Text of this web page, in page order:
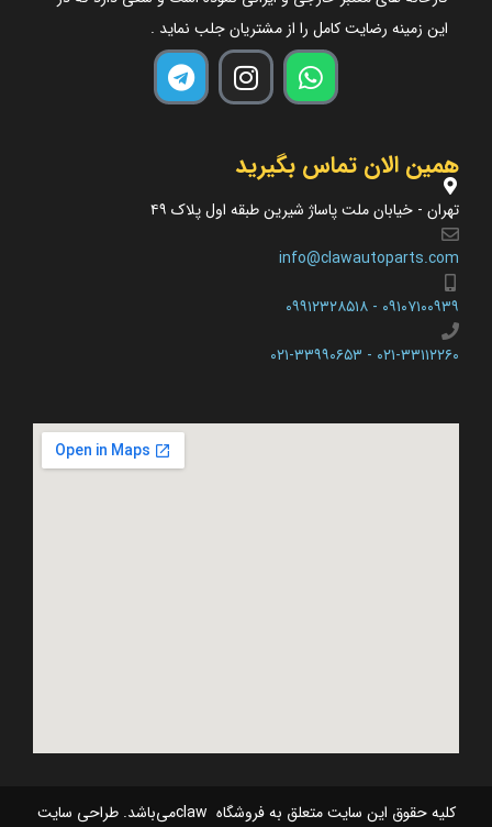
این زمینه رضایت کامل را از مشتریان جلب نماید .
همین الان تماس بگیرید
تهران - خیابان ملت پاساژ شیرین طبقه اول پلاک ۴۹
info@clawautoparts.com
۰۹۱۰۷۱۰۰۹۳۹ - ۰۹۹۱۲۳۲۸۵۱۸
۰۲۱-۳۳۱۱۲۲۶۰ - ۰۲۱-۳۳۹۹۰۶۵۳​
کلیه حقوق این سایت متعلق به فروشگاه clawمی‌باشد. طراحی سایت